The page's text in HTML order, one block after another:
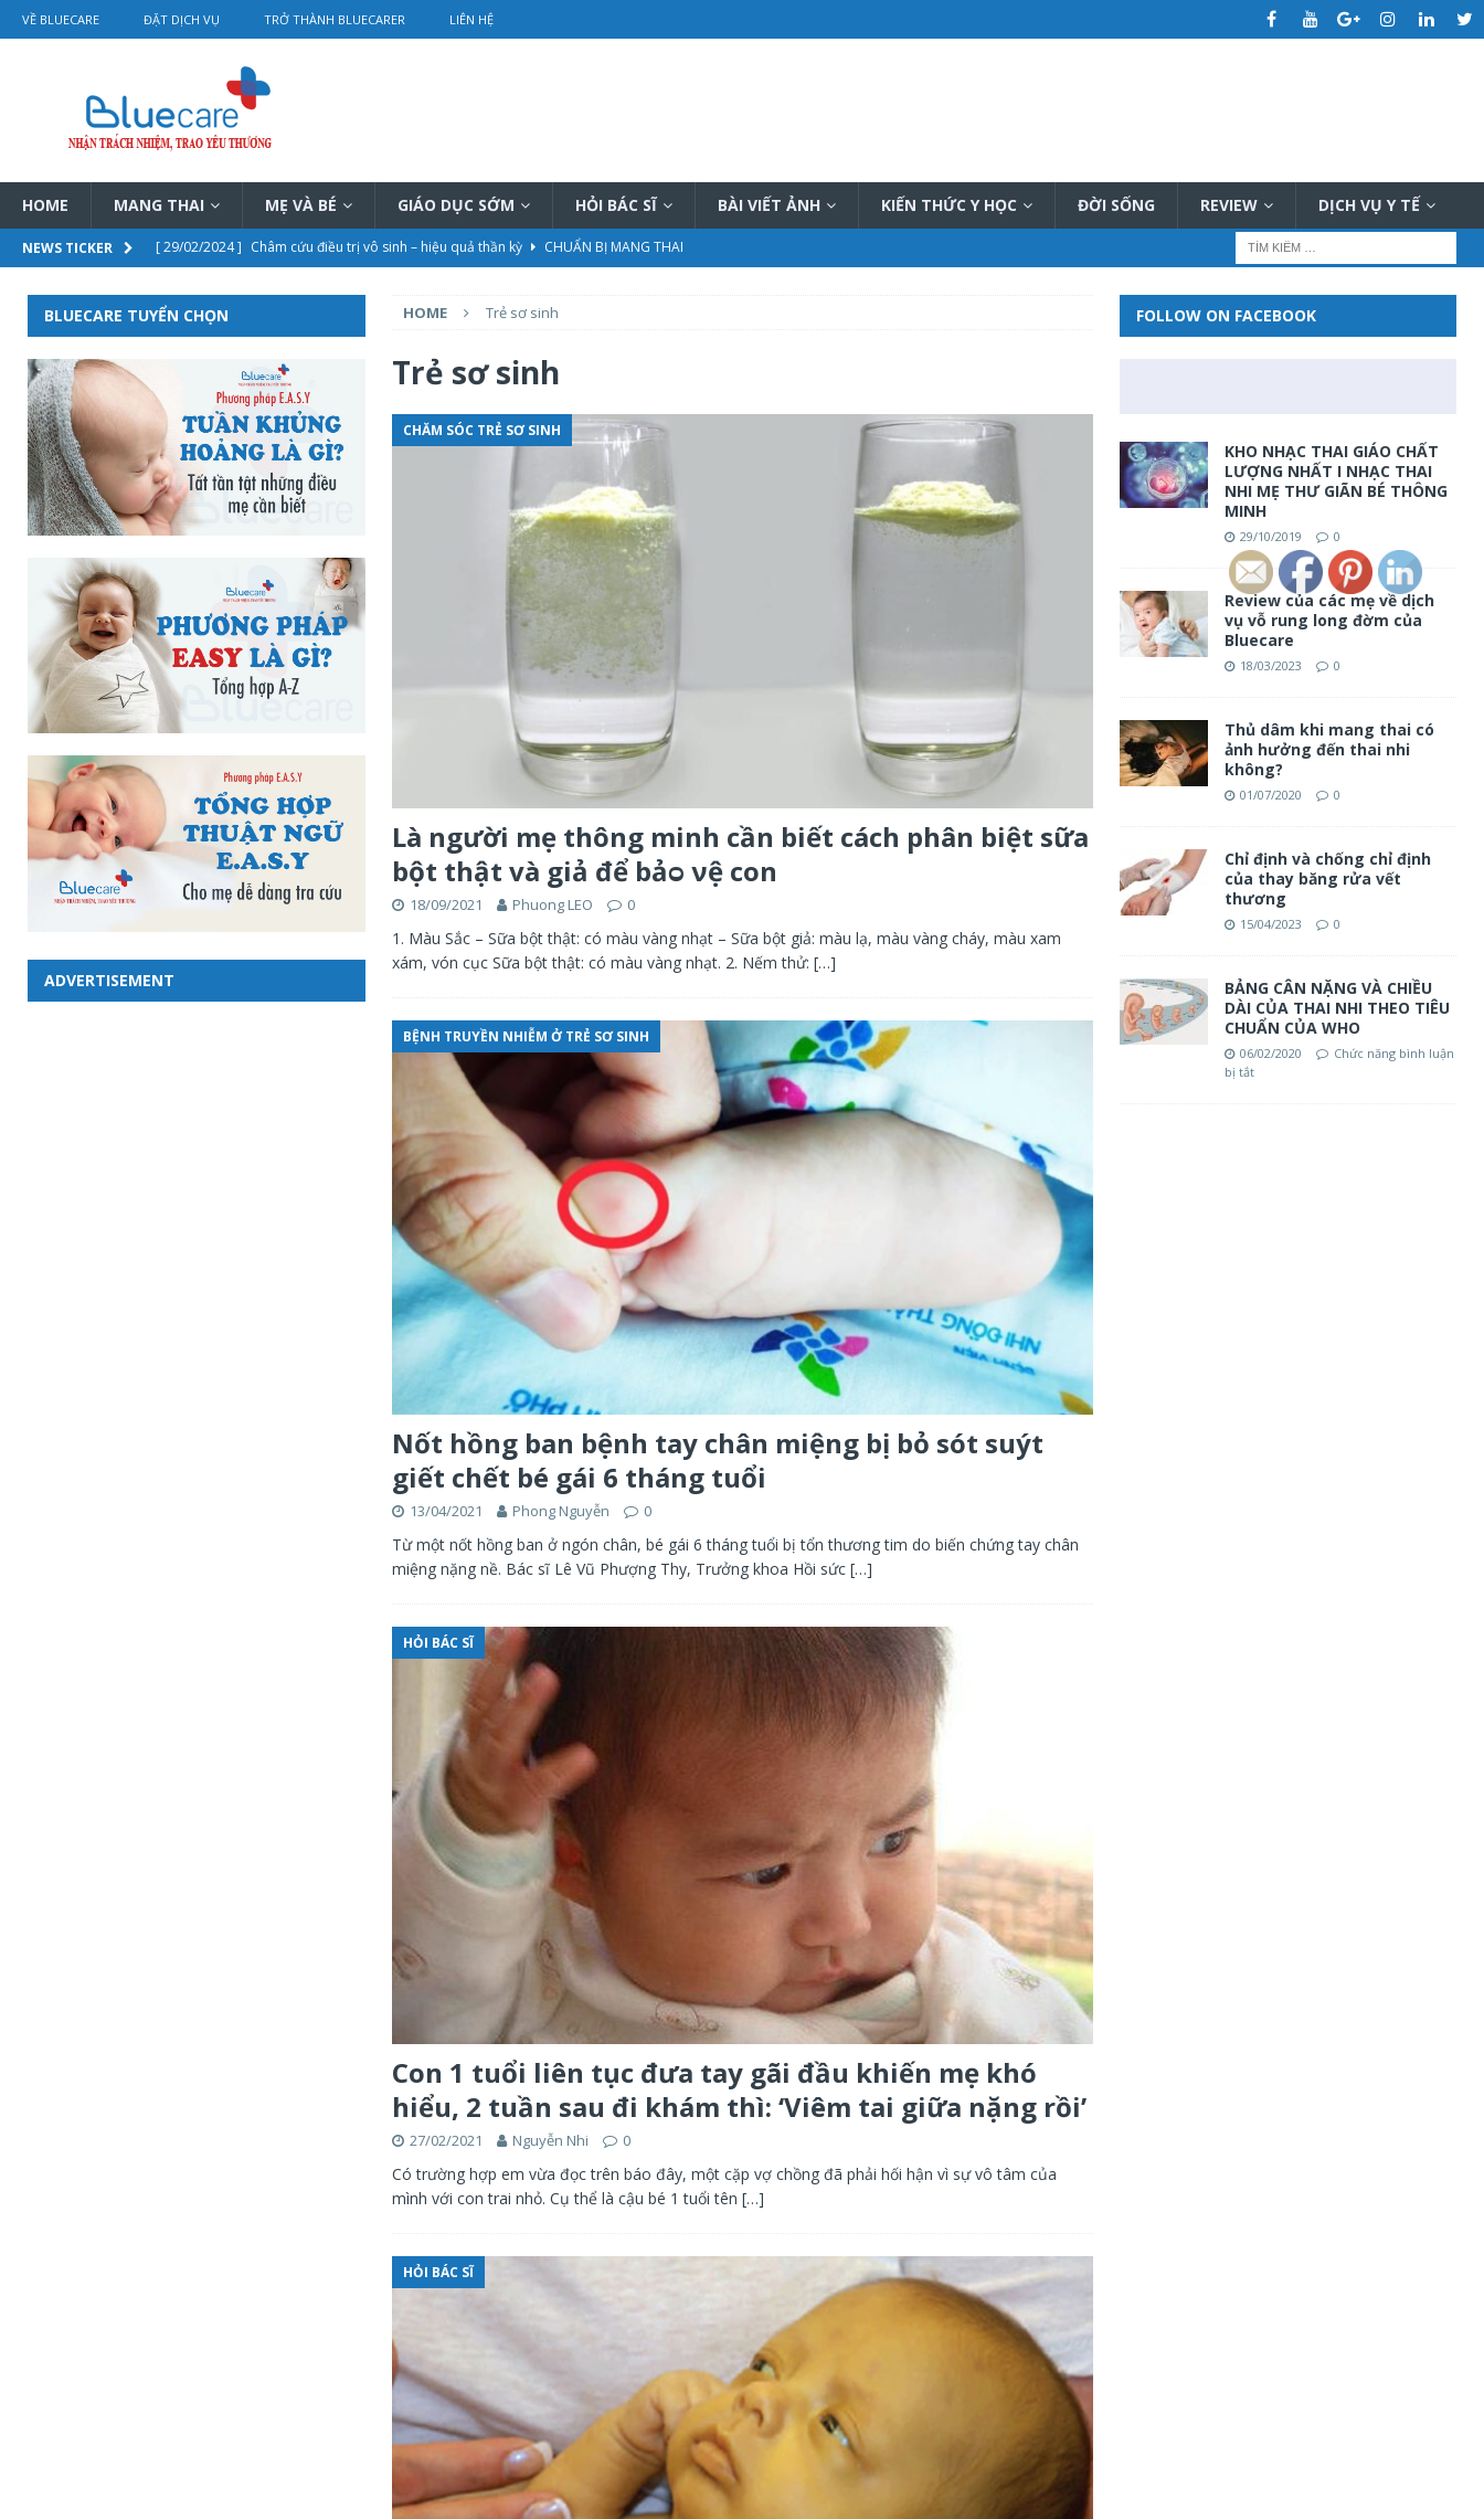
VỀ BLUECARE ĐẶT DỊCH VỤ TRỞ THÀNH BLUECARER LIÊN HỆ
HOME MANG THAI MẸ VÀ BÉ GIÁO DỤC SỚM HỎI BÁC SĨ BÀI VIẾT ẢNH KIẾN THỨC Y HỌC ĐỜI SỐNG REVIEW DỊCH VỤ Y TẾ
NEWS TICKER [ 29/02/2024 ] Châm cứu điều trị vô sinh – hiệu quả thần kỳ
CHUẨN BỊ MANG THAI
[ 28/02/2024 ]
Điều trị tắc tia sữa bằng vật lý trị liệu hiệu quả
PHƯƠNG PHÁP THÔNG TẮC TIA SỮA
Chi tiết bảng giá dịch vụ thông tắc tia sữa tại nhà tốt nhất hiện nay
[ 01/03/2024 ] Rơ lưỡi cho trẻ sơ sinh hướng dẫn chi tiết, đầy đủ
HOME Trẻ sơ sinh
Trẻ sơ sinh
CHĂM SÓC TRẺ SƠ SINH
Là người mẹ thông minh cần biết cách phân biệt sữa
bột thật và giả để bảᴑ νệ con
18/09/2021 Phuong LEO 0
1. Màu Sắc – Sữa bột thật: có màu vàng nhạt – Sữa bột giả: màu lạ, màu vàng cháy, màu xam
xám, vón cục Sữa bột thật: có màu vàng nhạt. 2. Nếm thử: […]
BỆNH TRUYỀN NHIỄM Ở TRẺ SƠ SINH
Nốt hồng ban bệnh tay chân miệng bị bỏ sót suýt
giết chết bé gái 6 tháng tuổi
13/04/2021 Phong Nguyễn 0
Từ một nốt hồng ban ở ngón chân, bé gái 6 tháng tuổi bị tổn thương tim do biến chứng tay chân
miệng nặng nề. Bác sĩ Lê Vũ Phượng Thy, Trưởng khoa Hồi sức […]
HỎI BÁC SĨ
Con 1 tuổi liên tục đưa tay gãi đầu khiến mẹ khó
hiểu, 2 tuần sau đi khám thì: ‘Viêm tai giữa nặng rồi’
27/02/2021 Nguyễn Nhi 0
Có trường hợp em vừa đọc trên báo đây, một cặp vợ chồng đã phải hối hận vì sự vô tâm của
mình với con trai nhỏ. Cụ thể là cậu bé 1 tuổi tên […]
HỎI BÁC SĨ
BLUECARE TUYỂN CHỌN
ADVERTISEMENT
FOLLOW ON FACEBOOK
KHO NHẠC THAI GIÁO CHẤT
LƯỢNG NHẤT I NHẠC THAI
NHI MẸ THƯ GIÃN BÉ THÔNG
MINH
29/10/2019 0
Review của các mẹ về dịch
vụ vỗ rung long đờm của
Bluecare
18/03/2023 0
Thủ dâm khi mang thai có
ảnh hưởng đến thai nhi
không?
01/07/2020 0
Chỉ định và chống chỉ định
của thay băng rửa vết
thương
15/04/2023 0
BẢNG CÂN NẶNG VÀ CHIỀU
DÀI CỦA THAI NHI THEO TIÊU
CHUẨN CỦA WHO
06/02/2020
Chức năng bình luận
bị tắt